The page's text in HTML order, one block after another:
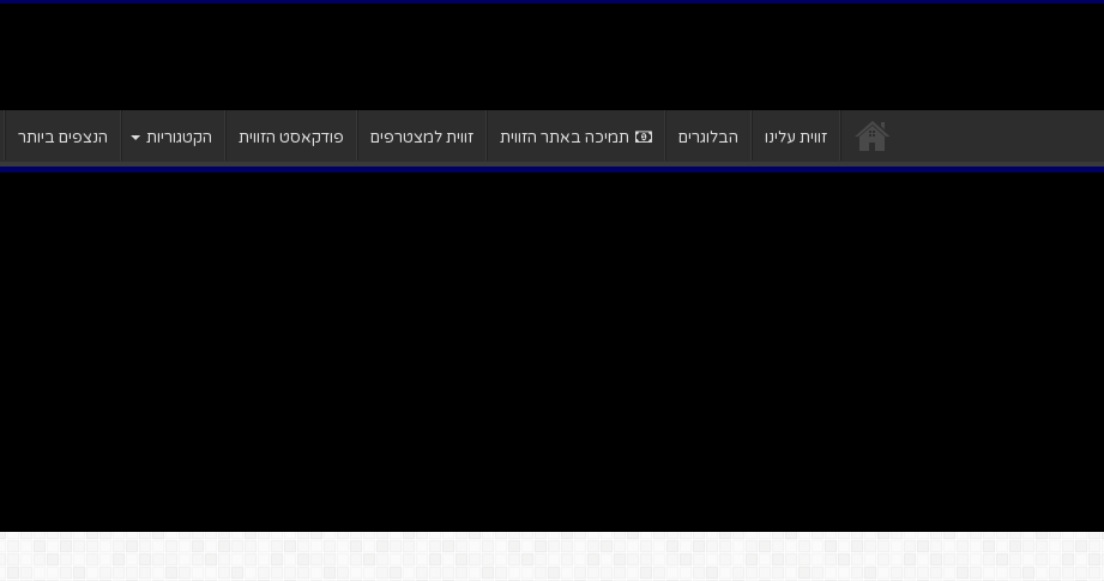
זווית עלינו הבלוגרים תמיכה באתר הזווית זווית למצטרפים פודקאסט הזווית הקטגוריות הנצפים ביותר